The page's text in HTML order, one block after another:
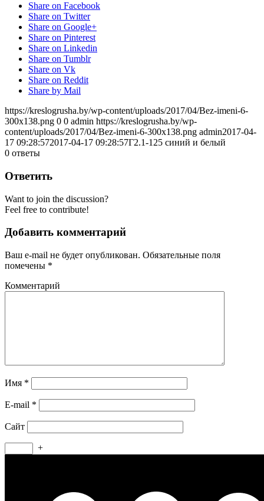
Share on Facebook
Share on Twitter
Share on Google+
Share on Pinterest
Share on Linkedin
Share on Tumblr
Share on Vk
Share on Reddit
Share by Mail
https://kreslogrusha.by/wp-content/uploads/2017/04/Bez-imeni-6-
300x138.png 0 0 admin https://kreslogrusha.by/wp-
content/uploads/2017/04/Bez-imeni-6-300x138.png admin2017-04-
17 09:28:572017-04-17 09:28:57Г2.1-125 синий и белый
0 ответы
Ответить
Want to join the discussion?
Feel free to contribute!
Добавить комментарий
Ваш e-mail не будет опубликован. Обязательные поля
помечены *
Комментарий
Имя *
E-mail *
Сайт
+